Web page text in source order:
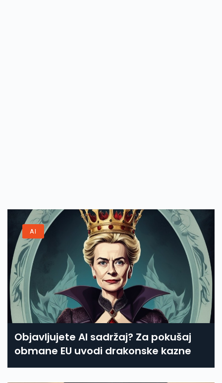
AI
Objavljujete AI sadržaj? Za pokušaj
obmane EU uvodi drakonske kazne